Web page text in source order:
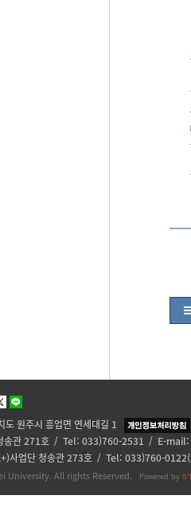
원주시 흥업면 연세대길 1
송관 271호 / Tel: 033)760-2531 / E-mail:
사업단 청송관 273호 / Tel: 033)760-
University. All rights Reserved. Powered by